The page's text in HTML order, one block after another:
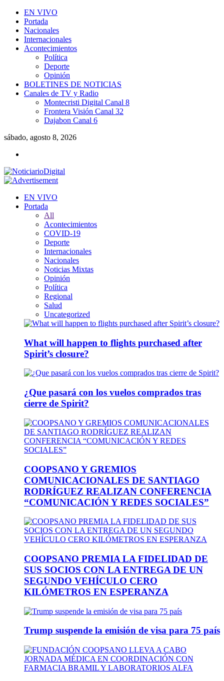
EN VIVO
Portada
Nacionales
Internacionales
Acontecimientos
Política
Deporte
Opinión
BOLETINES DE NOTICIAS
Canales de TV y Radio
Montecristi Digital Canal 8
Frontera Visión Canal 32
Dajabon Canal 6
sábado, agosto 8, 2026
EN VIVO
Portada
All
Acontecimientos
COVID-19
Deporte
Internacionales
Nacionales
Noticias Mixtas
Opinión
Política
Regional
Salud
Uncategorized
What will happen to flights purchased after
Spirit’s closure?
¿Que pasará con los vuelos comprados tras
cierre de Spirit?
COOPSANO Y GREMIOS
COMUNICACIONALES DE SANTIAGO
RODRÍGUEZ REALIZAN CONFERENCIA
“COMUNICACIÓN Y REDES SOCIALES”
COOPSANO PREMIA LA FIDELIDAD DE
SUS SOCIOS CON LA ENTREGA DE UN
SEGUNDO VEHÍCULO CERO
KILÓMETROS EN ESPERANZA
Trump suspende la emisión de visa para 75 país